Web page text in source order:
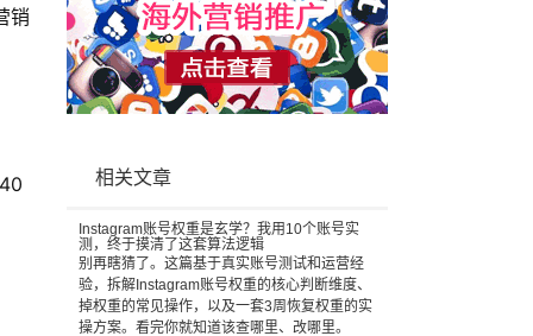
销
相关文章
Instagram账号权重是玄学？我用10个账号实
测，终于摸清了这套算法逻辑
别再瞎猜了。这篇基于真实账号测试和运营经
验，拆解Instagram账号权重的核心判断维度、
掉权重的常见操作，以及一套3周恢复权重的实
操方案。看完你就知道该查哪里、改哪里。